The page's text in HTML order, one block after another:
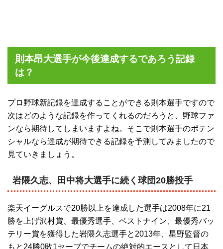
則本昂大選手が今後達成するであろう記録
は？
プロ野球新記録を達成することができる則本選手ですので
次はどのような記録を作ってくれるのだろうと、野球ファ
ンなら期待してしまいますよね。そこで則本選手のポテン
シャルなら達成が期待できる記録を予測してみましたので
見ていきましょう。
岩隈久志、田中将大選手に続く球団20勝投手
楽天イーグルスで20勝以上を達成した選手は2008年に21
勝を上げ沢村賞、最優秀選手、ベストナイン、最優秀バッ
テリー賞を獲得した岩隈久志選手と2013年、星野監督の
もと24勝0敗1セーブでチームの絶対的エースとして日本